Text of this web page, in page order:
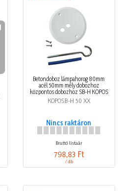
Betondoboz lámpahorog 80mm
acél 50mm mély dobozhoz
központos dobozhoz SB-H KOPOS
KOPOSB-H 50 XX
Nincs raktáron
Bruttó listaár
798,83 Ft
/ db